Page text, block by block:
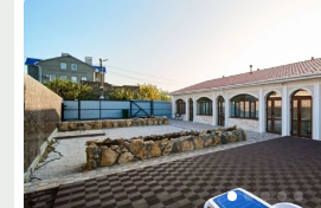
Получить